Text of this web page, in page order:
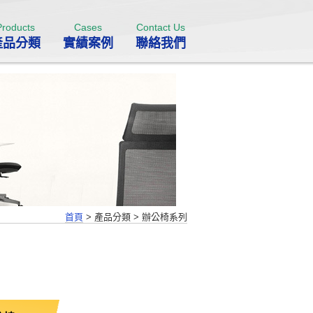
品分類
Cases
實績案例
Contact Us
聯絡我們
首頁 > 產品分類 > 辦公椅系列